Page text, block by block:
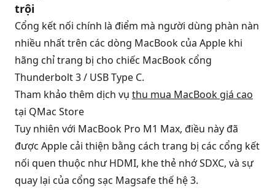
trội
Cổng kết nối chính là điểm mà người dùng phàn nàn
nhiều nhất trên các dòng MacBook của Apple khi
hãng chỉ trang bị cho chiếc MacBook cổng
Thunderbolt 3 / USB Type C.
Tham khảo thêm dịch vụ thu mua MacBook giá cao
tại QMac Store
Tuy nhiên với MacBook Pro M1 Max, điều này đã
được Apple cải thiện bằng cách trang bị các cổng kết
nối quen thuộc như HDMI, khe thẻ nhớ SDXC, và sự
quay lại của cổng sạc Magsafe thế hệ 3.